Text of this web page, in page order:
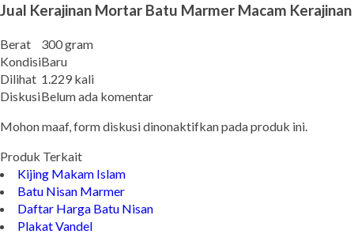
Jual Kerajinan Mortar Batu Marmer Macam Kerajinan
Berat
300 gram
KondisiBaru
Dilihat 1.229 kali
DiskusiBelum ada komentar
Mohon maaf, form diskusi dinonaktifkan pada produk ini.
Produk Terkait
Kijing Makam Islam
Batu Nisan Marmer
Daftar Harga Batu Nisan
Plakat Vandel